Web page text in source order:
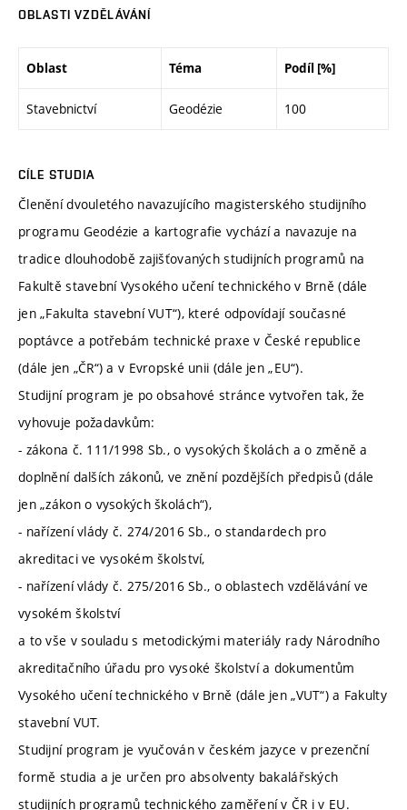
OBLASTI VZDĚLÁVÁNÍ
Oblast Téma Podíl [%]
Stavebnictví Geodézie 100
CÍLE STUDIA
Členění dvouletého navazujícího magisterského studijního
programu Geodézie a kartografie vychází a navazuje na
tradice dlouhodobě zajišťovaných studijních programů na
Fakultě stavební Vysokého učení technického v Brně (dále
jen „Fakulta stavební VUT“), které odpovídají současné
poptávce a potřebám technické praxe v České republice
(dále jen „ČR“) a v Evropské unii (dále jen „EU“).
Studijní program je po obsahové stránce vytvořen tak, že
vyhovuje požadavkům:
- zákona č. 111/1998 Sb., o vysokých školách a o změně a
doplnění dalších zákonů, ve znění pozdějších předpisů (dále
jen „zákon o vysokých školách“),
- nařízení vlády č. 274/2016 Sb., o standardech pro
akreditaci ve vysokém školství,
- nařízení vlády č. 275/2016 Sb., o oblastech vzdělávání ve
vysokém školství
a to vše v souladu s metodickými materiály rady Národního
akreditačního úřadu pro vysoké školství a dokumentům
Vysokého učení technického v Brně (dále jen „VUT“) a Fakulty
stavební VUT.
Studijní program je vyučován v českém jazyce v prezenční
formě studia a je určen pro absolventy bakalářských
studijních programů technického zaměření v ČR i v EU.